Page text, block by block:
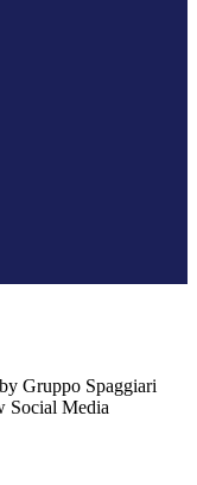
Gruppo Spaggiari
Social Media